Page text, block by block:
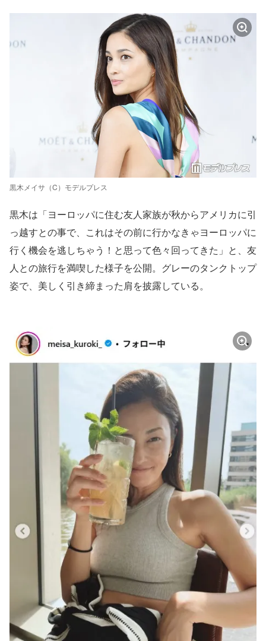
黒木メイサ（C）モデルプレス
黒木は「ヨーロッパに住む友人家族が秋からアメリカに引
っ越すとの事で、これはその前に行かなきゃヨーロッパに
行く機会を逃しちゃう！と思って色々回ってきた」と、友
人との旅行を満喫した様子を公開。グレーのタンクトップ
姿で、美しく引き締まった肩を披露している。